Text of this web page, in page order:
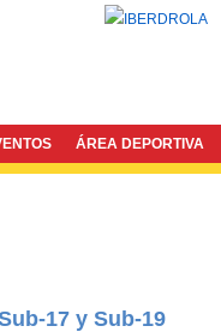
ÁREA DEPORTIVA
17 y Sub-19